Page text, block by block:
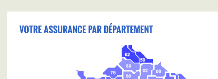
VOTRE ASSURANCE PAR DÉPARTEMENT